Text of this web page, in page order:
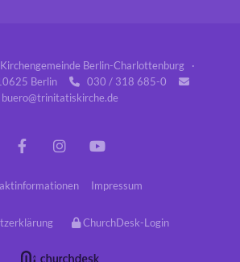
Berlin-Charlottenburg ·
Berlin
 030 / 318 685-0 
buero@trinitatiskirche.de
Impressum
ChurchDesk-Login